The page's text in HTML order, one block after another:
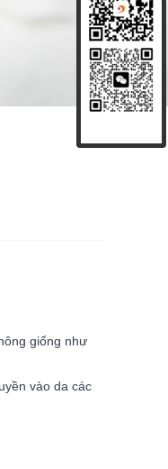
giống như
vào da các